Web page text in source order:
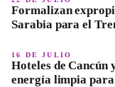
Formalizan
Sarabia para el
16 DE JULIO
Hoteles de Cancún
energía limpia